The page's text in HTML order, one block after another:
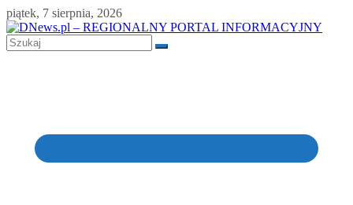
Skip
to
content
piątek, 7 sierpnia, 2026